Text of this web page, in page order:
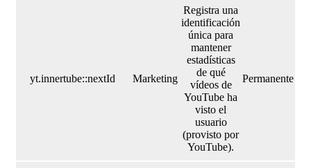
yt.innertube::nextId Marketing
Registra una
identificación
única para
mantener
estadísticas
de qué
vídeos de
YouTube ha
visto el
usuario
(provisto por
YouTube).
Permanente